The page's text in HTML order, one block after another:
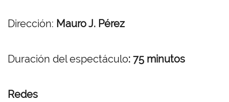
Dirección: Mauro J. Pérez
Duración del espectáculo: 75 minutos
Redes